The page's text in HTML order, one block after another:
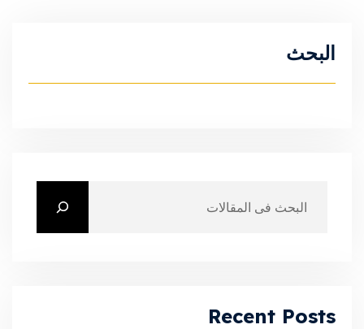
البحث
Recent Posts